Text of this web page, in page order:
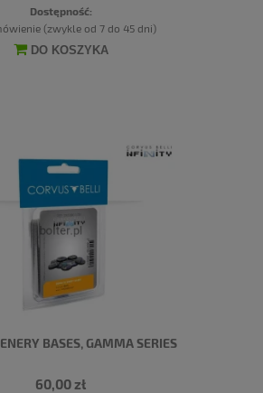
Dostępność:
(zwykle od 7 do 45 dni)
DO KOSZYKA
BASES, GAMMA SERIES
60,00 zł